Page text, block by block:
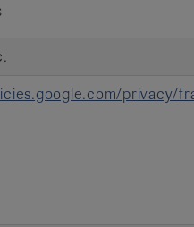
privacy/